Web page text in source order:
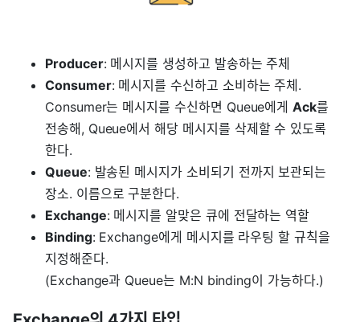
Producer: 메시지를 생성하고 발송하는 주체
Consumer: 메시지를 수신하고 소비하는 주체.
Consumer는 메시지를 수신하면 Queue에게Ack를
전송해, Queue에서 해당 메시지를 삭제할 수 있도록
한다.
Queue: 발송된 메시지가 소비되기 전까지 보관되는
장소. 이름으로 구분한다.
Exchange: 메시지를 알맞은 큐에 전달하는 역할
Binding: Exchange에게 메시지를 라우팅 할 규칙을
지정해준다.
(Exchange과 Queue는 M:N binding이 가능하다.)